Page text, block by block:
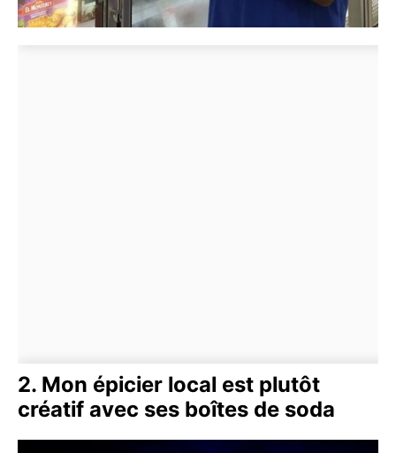
2. Mon épicier local est plutôt
créatif avec ses boîtes de soda